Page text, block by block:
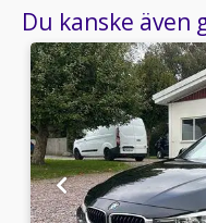
Du kanske även